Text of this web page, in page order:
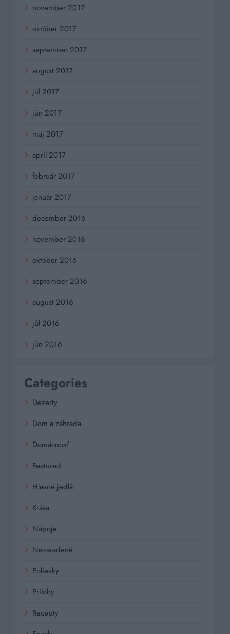
november 2017
október 2017
september 2017
august 2017
júl 2017
jún 2017
máj 2017
apríl 2017
február 2017
január 2017
december 2016
november 2016
október 2016
september 2016
august 2016
júl 2016
jún 2016
Categories
Dezerty
Dom a záhrada
Domácnosť
Featured
Hlavné jedlá
Krása
Nápoje
Nezaradené
Polievky
Prílohy
Recepty